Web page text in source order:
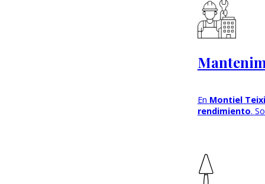
En Montiel
rendimiento.